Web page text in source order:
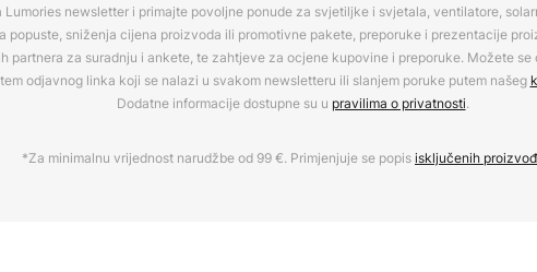
Lumories newsletter i primajte povoljne ponude za svjetiljke i svjetala, ventilatore,
popuste, sniženja cijena proizvoda ili promotivne pakete, preporuke i prezentacije
partnera za suradnju i ankete, te zahtjeve za ocjene kupovine i preporuke. Možete se
odjavnog linka koji se nalazi u svakom newsletteru ili slanjem poruke putem našeg
Dodatne informacije dostupne su u pravilima o privatnosti.
*Za minimalnu vrijednost narudžbe od 99 €. Primjenjuje se popisisključenih